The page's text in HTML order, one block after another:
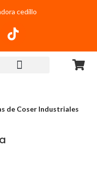
cedillo
de Coser Industriales